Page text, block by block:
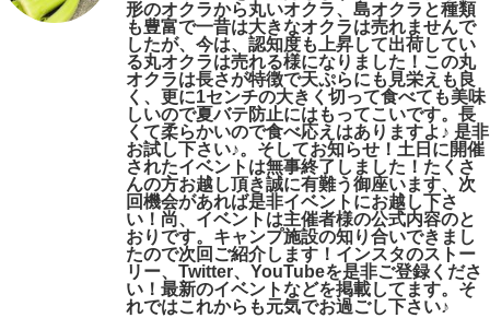
形のオクラから丸いオクラ、島オクラと種類
も豊富で一昔は大きなオクラは売れませんで
したが、今は、認知度も上昇して出荷してい
る丸オクラは売れる様になりました！この丸
オクラは長さが特徴で天ぷらにも見栄えも良
く、更に1センチの大きく切って食べても美味
しいので夏バテ防止にはもってこいです。長
くて柔らかいので食べ応えはありますよ♪ 是非
お試し下さい♪。そしてお知らせ！土日に開催
されたイベントは無事終了しました！たくさ
んの方お越し頂き誠に有難う御座います、次
回機会があれば是非イベントにお越し下さ
い！尚、イベントは主催者様の公式内容のと
おりです。キャンプ️施設の知り合いできまし
たので次回ご紹介します！インスタのストー
リー、Twitter、YouTubeを是非ご登録くださ
い！最新のイベントなどを掲載してます。そ
れではこれからも元気でお過ごし下さい♪